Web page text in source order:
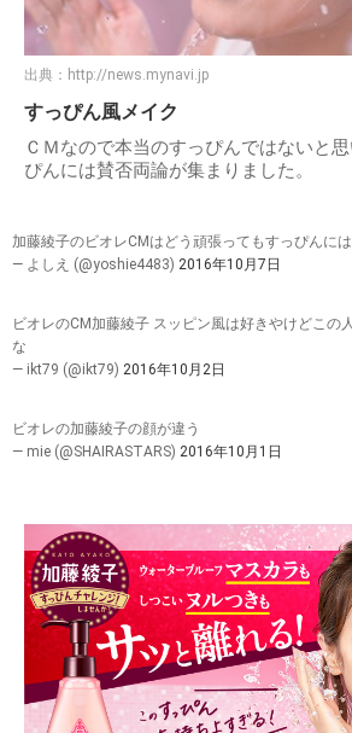
出典： http://news.mynavi.jp
すっぴん風メイク
ＣＭなので本当のすっぴんではないと
ぴんには賛否両論が集まりました。
加藤綾子のビオレCMはどう頑張ってもすっぴんに
— よしえ (@yoshie4483) 2016年10月7日
ビオレのCM加藤綾子 スッピン風は好きやけどこの
な
— ikt79 (@ikt79) 2016年10月2日
ビオレの加藤綾子の顔が違う
— mie (@SHAIRASTARS) 2016年10月1日